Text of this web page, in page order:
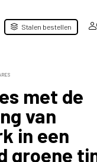
Stalen bestellen
met de
van
in een
groene